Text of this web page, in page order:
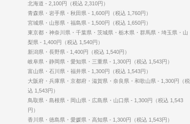
北海道 - 2,100円（税込 2,310円）
青森県・岩手県・秋田県 - 1,600円（税込 1,760円）
宮城県・山形県・福島県 - 1,500円（税込 1,650円）
東京都・神奈川県・千葉県・茨城県・栃木県・群馬県・埼玉県・山
梨県 - 1,400円（税込 1,540円）
新潟県・長野県 - 1,400円（税込 1,540円）
岐阜県・静岡県・愛知県・三重県 - 1,300円（税込 1,543円）
富山県・石川県・福井県 - 1,300円（税込 1,543円）
大阪府・兵庫県・京都府・滋賀県・奈良県・和歌山県 - 1,300円（税
込 1,543円）
鳥取県・島根県・岡山県・広島県・山口県 - 1,300円（税込 1,543
円）
香川県・徳島県・愛媛県・高知県 - 1,300円（税込 1,543円）